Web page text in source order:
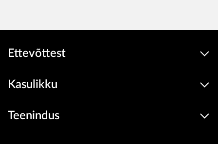
Ettevõttest
Kasulikku
Teenindus